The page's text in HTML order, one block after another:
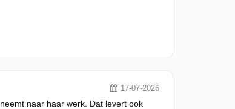
17-07-2026
naar haar werk. Dat levert ook